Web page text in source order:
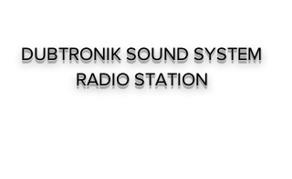
DUBTRONIK SOUND SYSTEM
RADIO STATION